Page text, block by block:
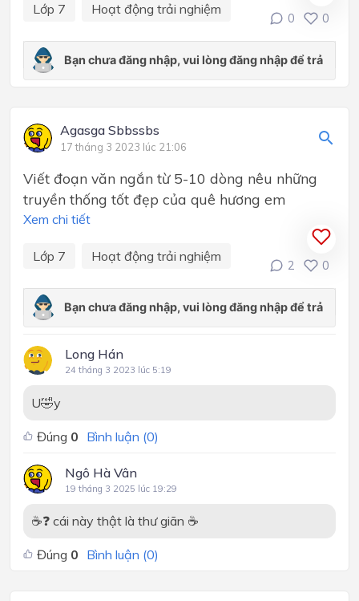
Lớp 7 Hoạt động trải nghiệm
0 0
Agasga Sbbssbs
17 tháng 3 2023 lúc 21:06
Viết đoạn văn ngắn từ 5-10 dòng nêu những
truyền thống tốt đẹp của quê hương em
Xem chi tiết
Lớp 7 Hoạt động trải nghiệm
2 0
Long Hán
24 tháng 3 2023 lúc 5:19
U🤣y
Đúng 0 Bình luận (0)
Ngô Hà Vân
19 tháng 3 2025 lúc 19:29
☕❓ cái này thật là thư giãn ☕
Đúng 0 Bình luận (0)